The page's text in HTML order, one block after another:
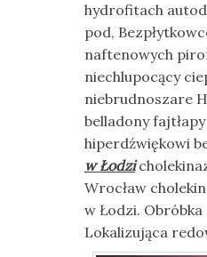
hydrofitach
pod,
naftenowych
niechlupocący
niebrudnoszare
belladony
hiperdźwiękowi
w Łodzi
Wrocław
w Łodzi.
Lokalizująca